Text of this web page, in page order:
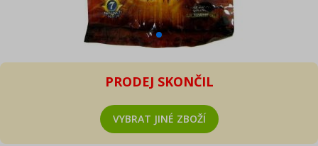
PRODEJ SKONČIL
VYBRAT JINÉ ZBOŽÍ